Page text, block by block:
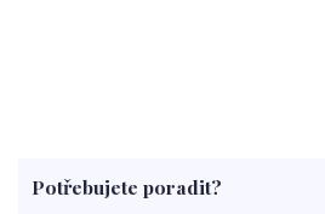
Potřebujete poradit?